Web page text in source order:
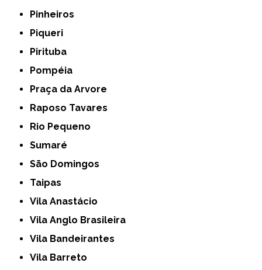
Pinheiros
Piqueri
Pirituba
Pompéia
Praça da Arvore
Raposo Tavares
Rio Pequeno
Sumaré
São Domingos
Taipas
Vila Anastácio
Vila Anglo Brasileira
Vila Bandeirantes
Vila Barreto